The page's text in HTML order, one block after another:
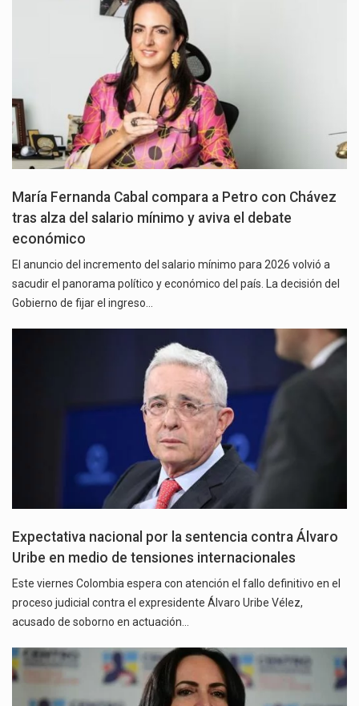
María Fernanda Cabal compara a Petro con Chávez
tras alza del salario mínimo y aviva el debate
económico
El anuncio del incremento del salario mínimo para 2026 volvió a
sacudir el panorama político y económico del país. La decisión del
Gobierno de fijar el ingreso…
Expectativa nacional por la sentencia contra Álvaro
Uribe en medio de tensiones internacionales
Este viernes Colombia espera con atención el fallo definitivo en el
proceso judicial contra el expresidente Álvaro Uribe Vélez,
acusado de soborno en actuación…